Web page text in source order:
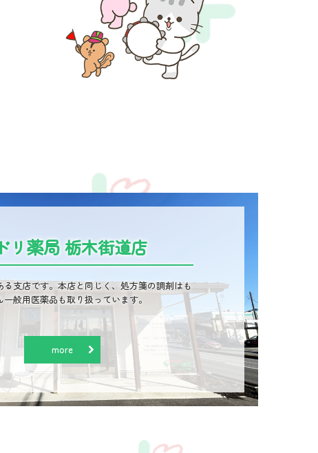
リ薬局 栃木街道店
る支店です。本店と同じく、処方箋の調剤はも
一般用医薬品も取り扱っています。
more